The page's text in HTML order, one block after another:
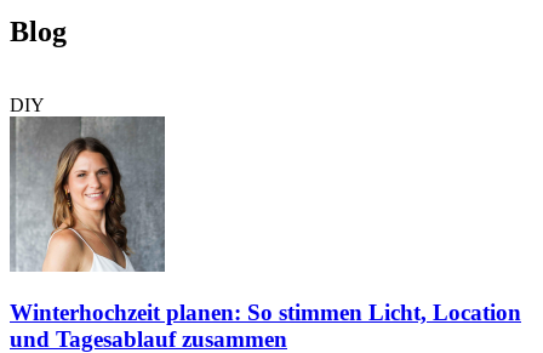
Blog
DIY
Winterhochzeit planen: So stimmen Licht, Location
und Tagesablauf zusammen